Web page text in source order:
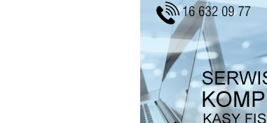
Klub Nordic Walking Spring
Horyniec Zdrój – I Bieg i
Marsz Nordic Walking